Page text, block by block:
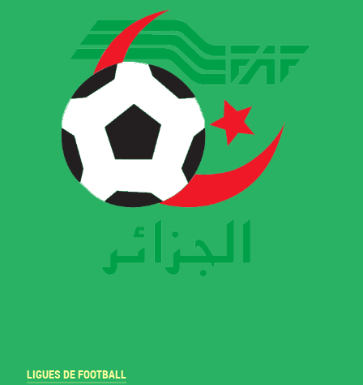
LIGUES DE FOOTBALL